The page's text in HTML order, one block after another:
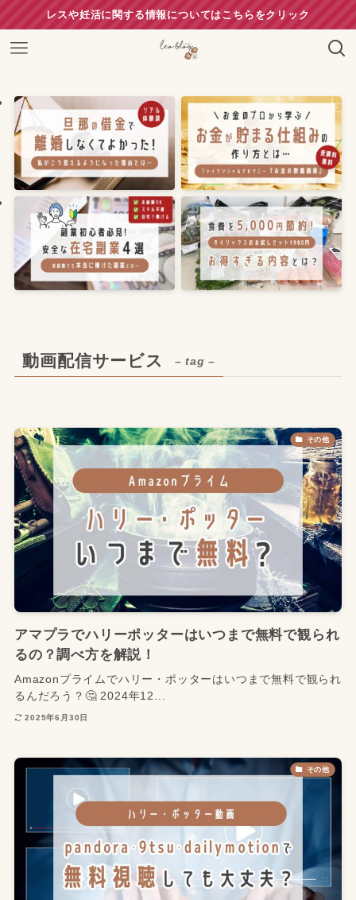
レスや妊活に関する情報についてはこちらをクリック
動画配信サービス – tag –
その他
アマプラでハリーポッターはいつまで無料で観られ
るの？調べ方を解説！
Amazonプライムでハリー・ポッターはいつまで無料で観られ
るんだろう？🤔 2024年12...
2025年6月30日
その他